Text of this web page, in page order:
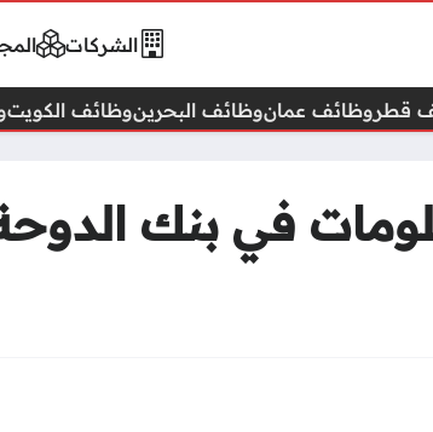
الشركات
قطروظائف عمانوظائف البحرينوظائف الكويت
في بنك